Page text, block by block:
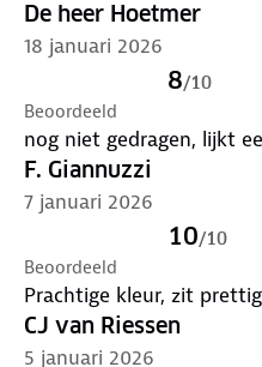
De heer Hoetmer
18 januari 2026
8/10
Beoordeeld
nog niet gedragen, lijkt
F. Giannuzzi
7 januari 2026
10/10
Beoordeeld
Prachtige kleur, zit
CJ van Riessen
5 januari 2026